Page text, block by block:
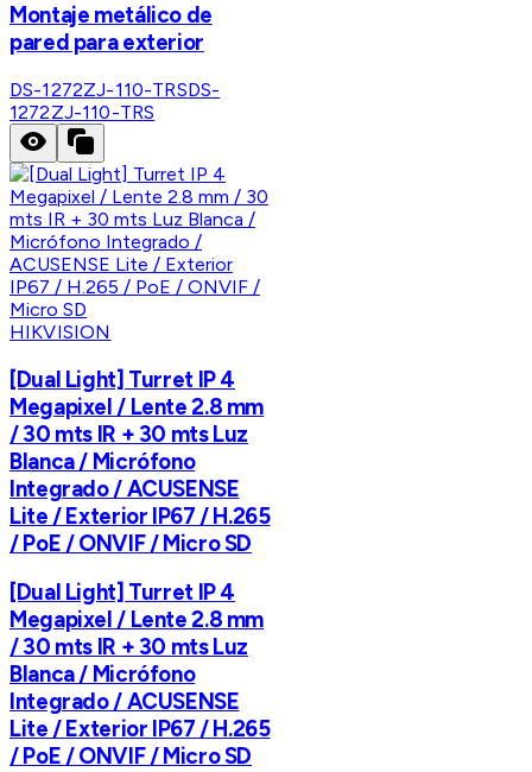
Montaje metálico de
pared para exterior
DS-1272ZJ-110-TRSDS-
1272ZJ-110-TRS
HIKVISION
[Dual Light] Turret IP 4
Megapixel / Lente 2.8 mm
/ 30 mts IR + 30 mts Luz
Blanca / Micrófono
Integrado / ACUSENSE
Lite / Exterior IP67 / H.265
/ PoE / ONVIF / Micro SD
[Dual Light] Turret IP 4
Megapixel / Lente 2.8 mm
/ 30 mts IR + 30 mts Luz
Blanca / Micrófono
Integrado / ACUSENSE
Lite / Exterior IP67 / H.265
/ PoE / ONVIF / Micro SD